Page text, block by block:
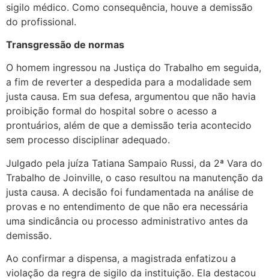
sigilo médico. Como consequência, houve a demissão
do profissional.
Transgressão de normas
O homem ingressou na Justiça do Trabalho em seguida,
a fim de reverter a despedida para a modalidade sem
justa causa. Em sua defesa, argumentou que não havia
proibição formal do hospital sobre o acesso a
prontuários, além de que a demissão teria acontecido
sem processo disciplinar adequado.
Julgado pela juíza Tatiana Sampaio Russi, da 2ª Vara do
Trabalho de Joinville, o caso resultou na manutenção da
justa causa. A decisão foi fundamentada na análise de
provas e no entendimento de que não era necessária
uma sindicância ou processo administrativo antes da
demissão.
Ao confirmar a dispensa, a magistrada enfatizou a
violação da regra de sigilo da instituição. Ela destacou